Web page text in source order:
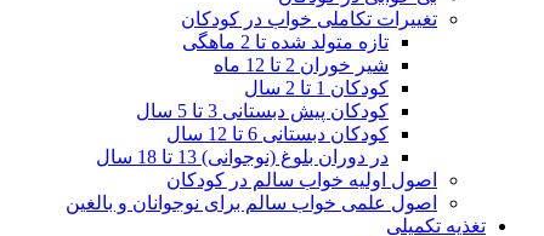
تغییرات تکاملی خواب در کودکان
تازه متولد شده تا 2 ماهگی
شیر خوران 2 تا 12 ماه
کودکان 1 تا 2 سال
کودکان پیش دبستانی 3 تا 5 سال
کودکان دبستانی 6 تا 12 سال
در دوران بلوغ (نوجوانی) 13 تا 18 سال
اصول اولیه خواب سالم در کودکان
اصول علمی خواب سالم برای نوجوانان و بالغین
تغذیه تکمیلی